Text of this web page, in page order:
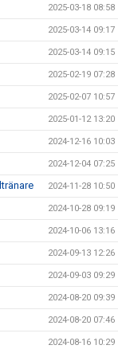
2025-03-18 08:58
2025-03-14 09:17
2025-03-14 09:15
2025-02-19 07:28
2025-02-07 10:57
2025-01-12 13:20
2024-12-16 10:03
2024-12-04 07:25
2024-11-28 10:50
2024-10-28 09:19
2024-10-06 13:16
2024-09-13 12:26
2024-09-03 09:29
2024-08-20 09:39
2024-08-20 07:46
2024-08-16 10:29